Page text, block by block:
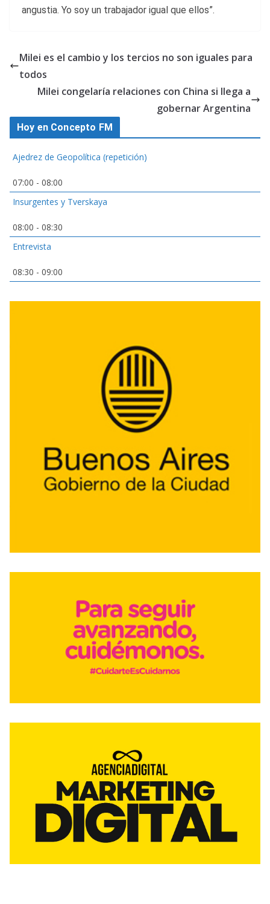
angustia. Yo soy un trabajador igual que ellos”.
Milei es el cambio y los tercios no son iguales para
todos
Milei congelaría relaciones con China si llega a
gobernar Argentina
Hoy en Concepto FM
Ajedrez de Geopolítica (repetición)
07:00 - 08:00
Insurgentes y Tverskaya
08:00 - 08:30
Entrevista
08:30 - 09:00